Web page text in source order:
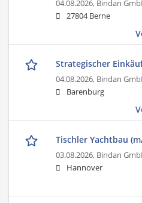
04.08.2026, Bindan
27804 Berne
Strategischer
04.08.2026, Bindan
Barenburg
Tischler Yachtbau
03.08.2026, Bindan
Hannover